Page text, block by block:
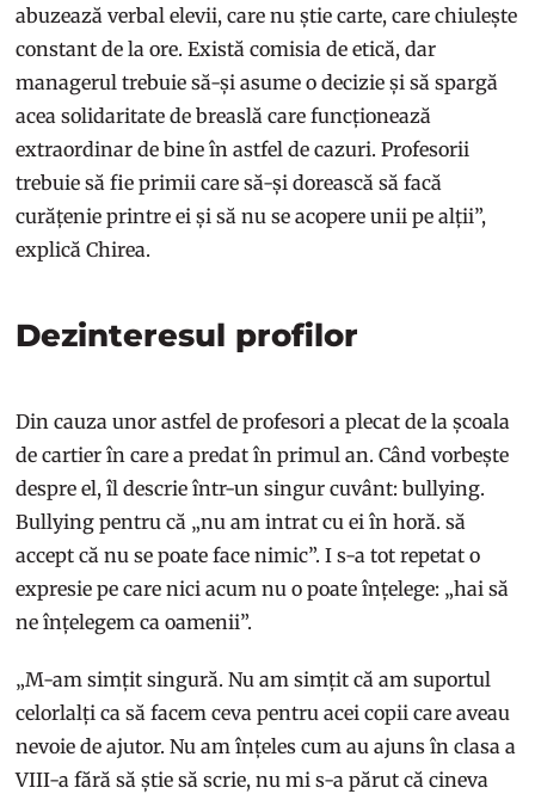
abuzează verbal elevii, care nu știe carte, care chiulește
constant de la ore. Există comisia de etică, dar
managerul trebuie să-și asume o decizie și să spargă
acea solidaritate de breaslă care funcționează
extraordinar de bine în astfel de cazuri. Profesorii
trebuie să fie primii care să-și dorească să facă
curățenie printre ei și să nu se acopere unii pe alții”,
explică Chirea.
Dezinteresul profilor
Din cauza unor astfel de profesori a plecat de la școala
de cartier în care a predat în primul an. Când vorbește
despre el, îl descrie într-un singur cuvânt: bullying.
Bullying pentru că „nu am intrat cu ei în horă. să
accept că nu se poate face nimic”. I s-a tot repetat o
expresie pe care nici acum nu o poate înțelege: „hai să
ne înțelegem ca oamenii”.
„M-am simțit singură. Nu am simțit că am suportul
celorlalți ca să facem ceva pentru acei copii care aveau
nevoie de ajutor. Nu am înțeles cum au ajuns în clasa a
VIII-a fără să știe să scrie, nu mi s-a părut că cineva